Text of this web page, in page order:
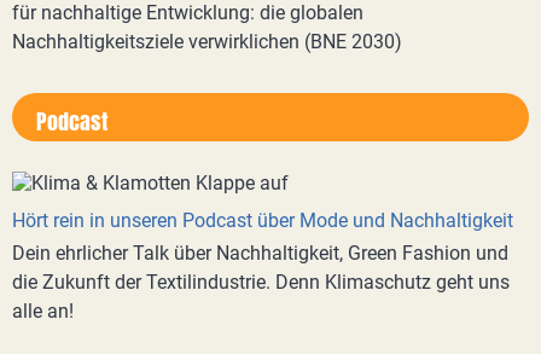
für nachhaltige Entwicklung: die globalen
Nachhaltigkeitsziele verwirklichen (BNE 2030)
Podcast
Hört rein in unseren Podcast über Mode und Nachhaltigkeit
Dein ehrlicher Talk über Nachhaltigkeit, Green Fashion und
die Zukunft der Textilindustrie. Denn Klimaschutz geht uns
alle an!